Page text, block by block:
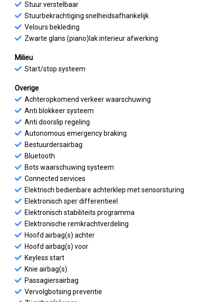
Stuur verstelbaar
Stuurbekrachtiging snelheidsafhankelijk
Velours bekleding
Zwarte glans (piano)lak interieur afwerking
Milieu
Start/stop systeem
Overige
Achteropkomend verkeer waarschuwing
Anti blokkeer systeem
Anti doorslip regeling
Autonomous emergency braking
Bestuurdersairbag
Bluetooth
Bots waarschuwing systeem
Connected services
Elektrisch bedienbare achterklep met sensorsturing
Elektronisch sper differentieel
Elektronisch stabiliteits programma
Elektronische remkrachtverdeling
Hoofd airbag(s) achter
Hoofd airbag(s) voor
Keyless start
Knie airbag(s)
Passagiersairbag
Vervolgbotsing preventie